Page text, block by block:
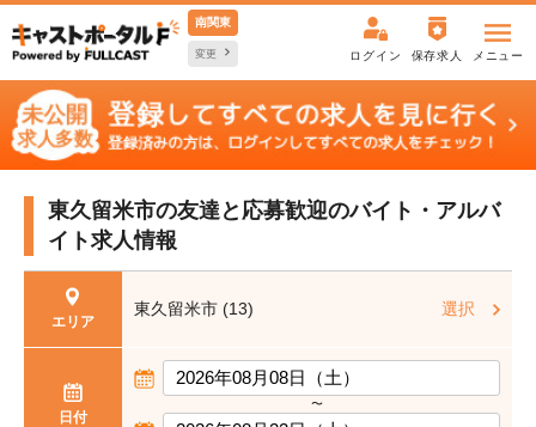
南関東
変更 ログイン 保存求人 メニュー
東久留米市の友達と応募歓迎のバイト・アルバ
イト求人情報
エリア
東久留米市 (13) 選択
日付
〜